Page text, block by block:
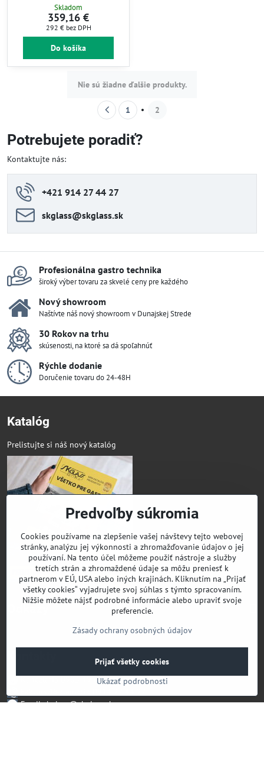
Skladom
359,16 €
292 € bez DPH
Do košíka
Nie sú žiadne ďalšie produkty.
1 2
Potrebujete poradiť?
Kontaktujte nás:
+421 914 27 44 27
skglass​@skglass​.sk
Profesionálna gastro technika
široký výber tovaru za skvelé ceny pre každého
Nový showroom
Naštívte náš nový showroom v Dunajskej Strede
30 Rokov na trhu
skúsenosti, na ktoré sa dá spoľahnúť
Rýchle dodanie
Doručenie tovaru do 24-48H
Katalóg
Prelistujte si náš nový katalóg
Kancelária 0903 49 67 27
Email skglass@skglass.sk
Predvoľby súkromia
Cookies používame na zlepšenie vašej návštevy tejto webovej
stránky, analýzu jej výkonnosti a zhromažďovanie údajov o jej
používaní. Na tento účel môžeme použiť nástroje a služby
tretích strán a zhromaždené údaje sa môžu preniesť k
partnerom v EÚ, USA alebo iných krajinách. Kliknutím na „Prijať
všetky cookies“ vyjadrujete svoj súhlas s týmto spracovaním.
Nižšie môžete nájsť podrobné informácie alebo upraviť svoje
preferencie.
Zásady ochrany osobných údajov
Ukázať podrobnosti
Prijať všetky cookies